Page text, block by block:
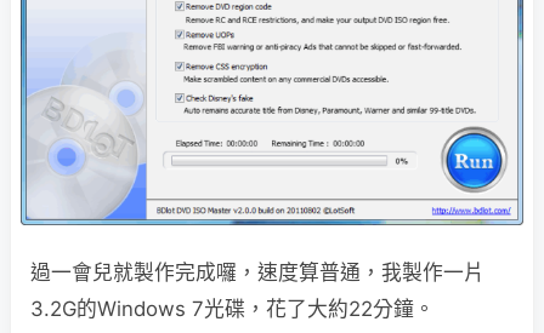
過一會兒就製作完成囉，速度算普通，我製作一片
3.2G的Windows 7光碟，花了大約22分鐘。